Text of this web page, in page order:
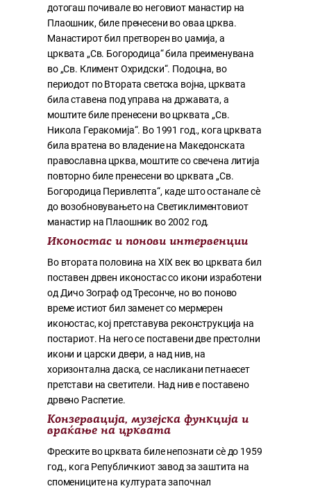
дотогаш почивале во неговиот манастир на
Плаошник, биле пренесени во оваа црква.
Манастирот бил претворен во џамија, а
црквата „Св. Богородица“ била преименувана
во „Св. Климент Охридски“. Подоцна, во
периодот по Втората светска војна, црквата
била ставена под управа на државата, а
моштите биле пренесени во црквата „Св.
Никола Геракомија“. Во 1991 год., кога црквата
била вратена во владение на Македонската
православна црква, моштите со свечена литија
повторно биле пренесени во црквата „Св.
Богородица Перивлепта“, каде што останале сè
до возобновувањето на Светиклиментовиот
манастир на Плаошник во 2002 год.
Иконостас и понови интервенции
Во втората половина на XIX век во црквата бил
поставен дрвен иконостас со икони изработени
од Дичо Зограф од Тресонче, но во поново
време истиот бил заменет со мермерен
иконостас, кој претставува реконструкција на
постариот. На него се поставени две престолни
икони и царски двери, а над нив, на
хоризонтална даска, се насликани петнаесет
претстави на светители. Над нив е поставено
дрвено Распетие.
Конзервација, музејска функција и
враќање на црквата
Фреските во црквата биле непознати сè до 1959
год., кога Републичкиот завод за заштита на
спомениците на културата започнал